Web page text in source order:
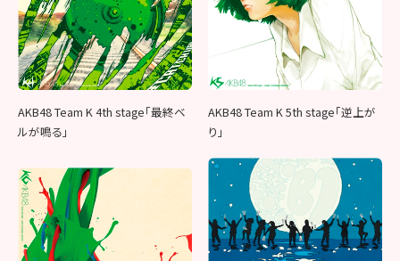
AKB48 Team K 4th stage「最終ベ
ルが鳴る」
AKB48 Team K 5th stage「逆上が
り」